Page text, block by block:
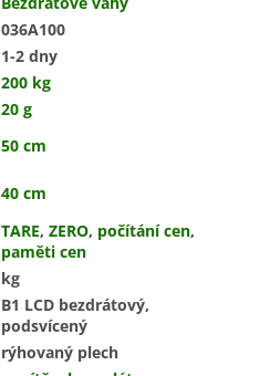
036A100
1-2 dny
200 kg
20 g
50 cm
40 cm
TARE, ZERO, počítání cen,
paměti cen
kg
B1 LCD bezdrátový,
podsvícený
rýhovaný plech